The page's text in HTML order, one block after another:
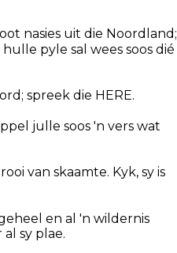
nasies uit die Noordland;
pyle sal wees soos dié
spreek die HERE.
julle soos 'n vers wat
van skaamte. Kyk, sy is
en al 'n wildernis
sy plae.